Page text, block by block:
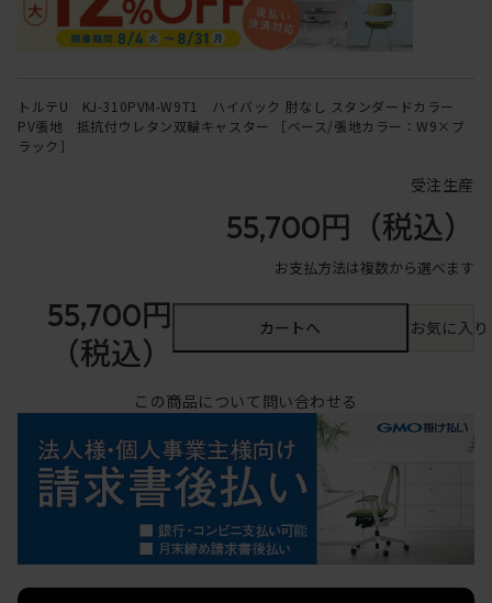
トルテU KJ-310PVM-W9T1 ハイバック 肘なし スタンダードカラー
PV張地 抵抗付ウレタン双輪キャスター ［ベース/張地カラー：W9×ブ
ラック］
受注生産
55,700円 （税込）
お支払方法は複数から選べます
55,700円
（税込）
カートへ お気に入
この商品について問い合わせる